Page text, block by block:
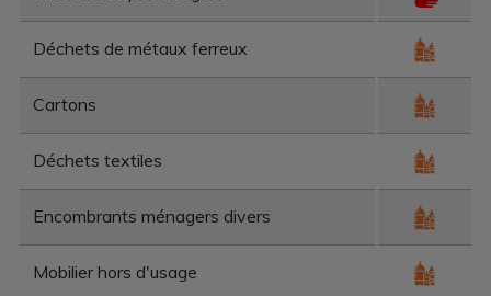
Déchets de métaux ferreux
Cartons
Déchets textiles
Encombrants ménagers divers
Mobilier hors d'usage